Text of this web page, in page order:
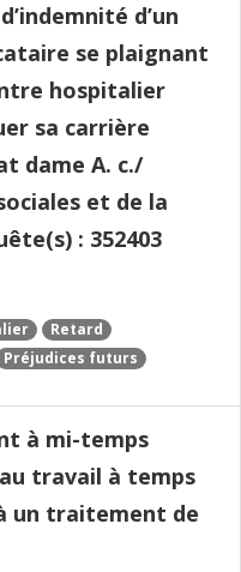
d’un
se plaignant
hospitalier
sa carrière
dame A. c./
et de la
: 352403
Retard
Préjudices futurs
à mi-temps
travail à temps
un traitement de